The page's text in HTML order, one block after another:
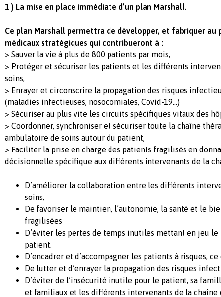
1 ) La mise en place immédiate d’un plan Marshall.
Ce plan Marshall permettra de développer, et fabriquer au
médicaux stratégiques qui contribueront à :
> Sauver la vie à plus de 800 patients par mois,
> Protéger et sécuriser les patients et les différents
soins,
> Enrayer et circonscrire la propagation des risques
(maladies infectieuses, nosocomiales, Covid-19…)
> Sécuriser au plus vite les circuits spécifiques vitaux des
> Coordonner, synchroniser et sécuriser toute la chaîne
ambulatoire de soins autour du patient,
> Faciliter la prise en charge des patients fragilisés en
décisionnelle spécifique aux différents intervenants de la
D’améliorer la collaboration entre les différents
soins,
De favoriser le maintien, l’autonomie, la santé et le
fragilisées
D’éviter les pertes de temps inutiles mettant en jeu
patient,
D’encadrer et d’accompagner les patients à risques,
De lutter et d’enrayer la propagation des risques
D’éviter de l’insécurité inutile pour le patient, sa
et familiaux et les différents intervenants de la chaîne